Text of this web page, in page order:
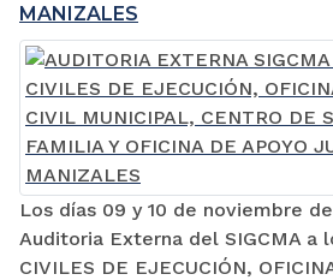
MANIZALES
Los días 09 y 10 de noviembre
Auditoria Externa del SIGCMA a
CIVILES DE EJECUCIÓN,